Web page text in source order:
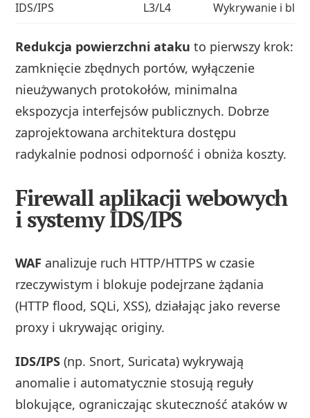
IDS/IPS
L3/L4 Wykrywanie i
Redukcja powierzchni ataku to pierwszy krok:
zamknięcie zbędnych portów, wyłączenie
nieużywanych protokołów, minimalna
ekspozycja interfejsów publicznych. Dobrze
zaprojektowana architektura dostępu
radykalnie podnosi odporność i obniża koszty.
Firewall aplikacji webowych
i systemy IDS/IPS
WAF analizuje ruch HTTP/HTTPS w czasie
rzeczywistym i blokuje podejrzane żądania
(HTTP flood, SQLi, XSS), działając jako reverse
proxy i ukrywając originy.
IDS/IPS (np. Snort, Suricata) wykrywają
anomalie i automatycznie stosują reguły
blokujące, ograniczając skuteczność ataków w